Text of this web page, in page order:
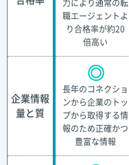
力により通常の転
職エージェントよ
り合格率が約20
倍高い
企業情報
量と質
◎
長年のコネクショ
ンから企業のトッ
プから取得する情
報のため正確かつ
豊富な情報